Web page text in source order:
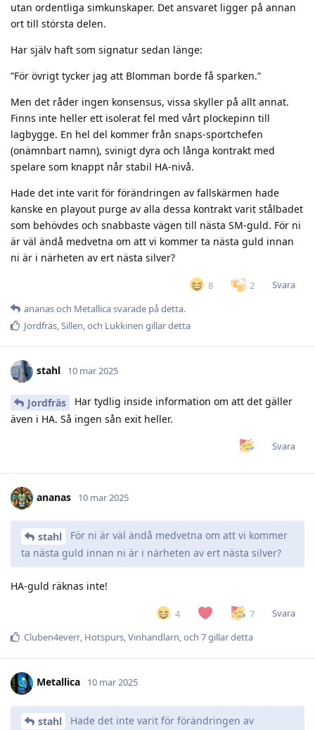
utan ordentliga simkunskaper. Det ansvaret ligger på annan
ort till största delen.
Har själv haft som signatur sedan länge:
”För övrigt tycker jag att Blomman borde få sparken.”
Men det råder ingen konsensus, vissa skyller på allt annat.
Finns inte heller ett isolerat fel med vårt plockepinn till
lagbygge. En hel del kommer från snaps-sportchefen
(onämnbart namn), svinigt dyra och långa kontrakt med
spelare som knappt når stabil HA-nivå.
Hade det inte varit för förändringen av fallskärmen hade
kanske en playout purge av alla dessa kontrakt varit stålbadet
som behövdes och snabbaste vägen till nästa SM-guld. För ni
är väl ändå medvetna om att vi kommer ta nästa guld innan
ni är i närheten av ert nästa silver?
8 2
Svara
ananasoch Metallicasvarade på detta.
Jordfräs,Sillen, och Lukkinen gillar detta
stahl 10 mar 2025
Jordfräs
Har tydlig inside information om att det gäller
även i HA. Så ingen sån exit heller.
Svara
ananas 10 mar 2025
stahl
För ni är väl ändå medvetna om att vi kommer
ta nästa guld innan ni är i närheten av ert nästa silver?
HA-guld räknas inte!
4 7
Svara
Cluben4everr, Hotspurs,Vinhandlarn, och 7gillar detta
Metallica 10 mar 2025
stahl
Hade det inte varit för förändringen av